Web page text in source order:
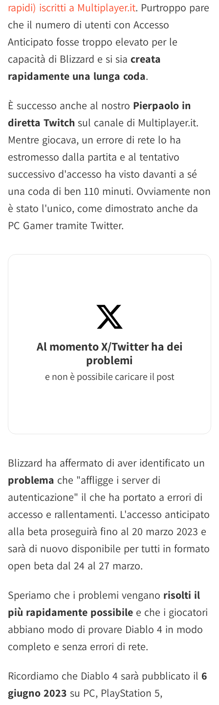
rapidi) iscritti a Multiplayer.it. Purtroppo pare
che il numero di utenti con Accesso
Anticipato fosse troppo elevato per le
capacità di Blizzard e si sia creata
rapidamente una lunga coda.
È successo anche al nostro Pierpaolo in
diretta Twitch sul canale di Multiplayer.it.
Mentre giocava, un errore di rete lo ha
estromesso dalla partita e al tentativo
successivo d'accesso ha visto davanti a sé
una coda di ben 110 minuti. Ovviamente non
è stato l'unico, come dimostrato anche da
PC Gamer tramite Twitter.
Al momento X/Twitter ha dei
problemi
e non è possibile caricare il post
Blizzard ha affermato di aver identificato un
problema che "affligge i server di
autenticazione" il che ha portato a errori di
accesso e rallentamenti. L'accesso anticipato
alla beta proseguirà fino al 20 marzo 2023 e
sarà di nuovo disponibile per tutti in formato
open beta dal 24 al 27 marzo.
Speriamo che i problemi vengano risolti il
più rapidamente possibile e che i giocatori
abbiano modo di provare Diablo 4 in modo
completo e senza errori di rete.
Ricordiamo che Diablo 4 sarà pubblicato il 6
giugno 2023 su PC, PlayStation 5,